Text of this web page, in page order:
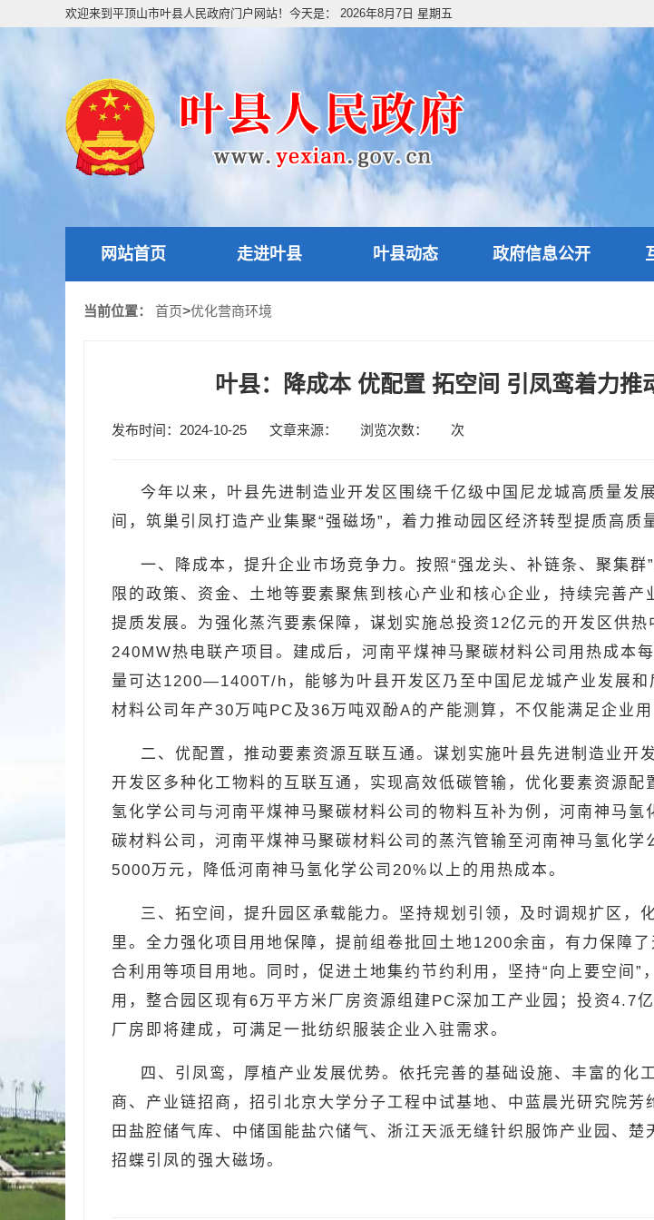
欢迎来到平顶山市叶县人民政府门户网站！今天是： 2026年8月7日 星期五
网站首页 走进叶县 叶县动态 政府信息公开
当前位置： 首页>优化营商环境
叶县：降成本 优配置 拓空间 引凤鸾着力
发布时间：2024-10-25 文章来源： 浏览次数： 次
今年以来，叶县先进制造业开发区围绕千亿级中国尼龙城高质量发
间，筑巢引凤打造产业集聚“强磁场”，着力推动园区经济转型提质高质
一、降成本，提升企业市场竞争力。按照“强龙头、补链条、聚集
限的政策、资金、土地等要素聚焦到核心产业和核心企业，持续完善
提质发展。为强化蒸汽要素保障，谋划实施总投资12亿元的开发区供
240MW热电联产项目。建成后，河南平煤神马聚碳材料公司用热成本
量可达1200—1400T/h，能够为叶县开发区乃至中国尼龙城产业发展
材料公司年产30万吨PC及36万吨双酚A的产能测算，不仅能满足企业
二、优配置，推动要素资源互联互通。谋划实施叶县先进制造业
开发区多种化工物料的互联互通，实现高效低碳管输，优化要素资源
氢化学公司与河南平煤神马聚碳材料公司的物料互补为例，河南神马
碳材料公司，河南平煤神马聚碳材料公司的蒸汽管输至河南神马氢化
5000万元，降低河南神马氢化学公司20%以上的用热成本。
三、拓空间，提升园区承载能力。坚持规划引领，及时调规扩区
里。全力强化项目用地保障，提前组卷批回土地1200余亩，有力保障
合利用等项目用地。同时，促进土地集约节约利用，坚持“向上要空间
用，整合园区现有6万平方米厂房资源组建PC深加工产业园；投资4.7
厂房即将建成，可满足一批纺织服装企业入驻需求。
四、引凤鸾，厚植产业发展优势。依托完善的基础设施、丰富的化
商、产业链招商，招引北京大学分子工程中试基地、中蓝晨光研究院
田盐腔储气库、中储国能盐穴储气、浙江天派无缝针织服饰产业园、
招蝶引凤的强大磁场。